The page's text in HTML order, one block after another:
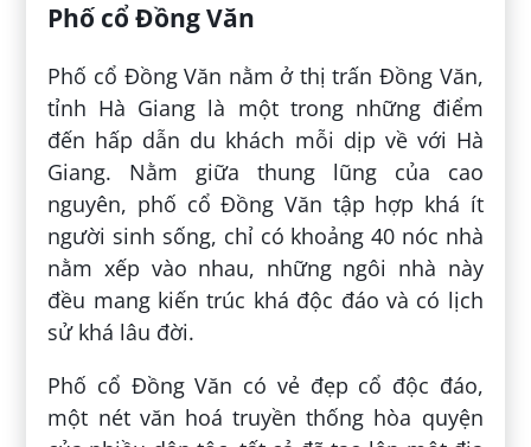
Phố cổ Đồng Văn
Phố cổ Đồng Văn nằm ở thị trấn Đồng Văn,
tỉnh Hà Giang là một trong những điểm
đến hấp dẫn du khách mỗi dịp về với Hà
Giang. Nằm giữa thung lũng của cao
nguyên, phố cổ Đồng Văn tập hợp khá ít
người sinh sống, chỉ có khoảng 40 nóc nhà
nằm xếp vào nhau, những ngôi nhà này
đều mang kiến trúc khá độc đáo và có lịch
sử khá lâu đời.
Phố cổ Đồng Văn có vẻ đẹp cổ độc đáo,
một nét văn hoá truyền thống hòa quyện